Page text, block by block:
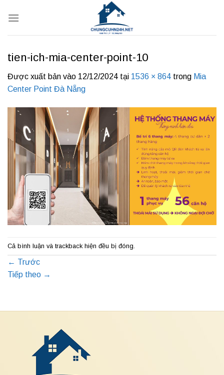
qua
tien-ich-mia-center-point-10
Được xuất bản vào 12/12/2024 tại 1536 × 864 trong Mia
Center Point Đà Nẵng
Cả bình luận và trackback hiện đều bị đóng.
← Trước
Tiếp theo →